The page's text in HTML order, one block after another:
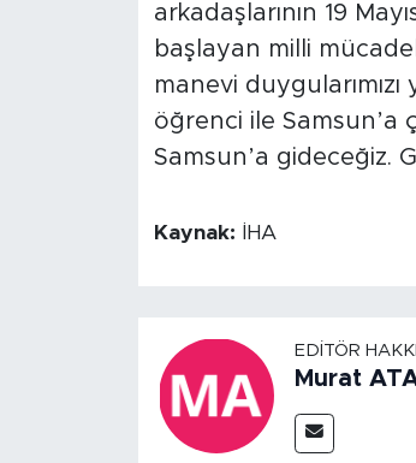
arkadaşlarının 19
başlayan milli
manevi
öğrenci ile Samsun’a
Samsun’a gideceğiz.
Kaynak: İHA
EDITÖR
Murat